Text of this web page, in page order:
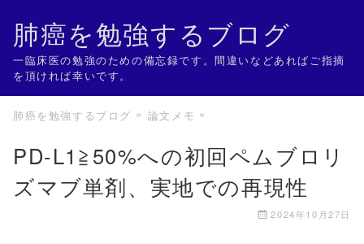
肺癌を勉強するブログ
一臨床医の勉強のための備忘録です。間違いなどあればご指摘
を頂ければ幸いです。
肺癌を勉強するブログ 論文メモ
PD-L1≧50%への初回ペムブロリ
ズマブ単剤、実地での再現性
2024年10月27日